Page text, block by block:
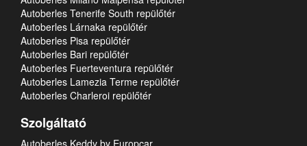
Autoberles Tenerife South repülőtér
Autoberles Lárnaka repülőtér
Autoberles Pisa repülőtér
Autoberles Bari repülőtér
Autoberles Fuerteventura repülőtér
Autoberles Lamezia Terme repülőtér
Autoberles Charleroi repülőtér
Szolgáltató
Autoberles Keddy by Europcar